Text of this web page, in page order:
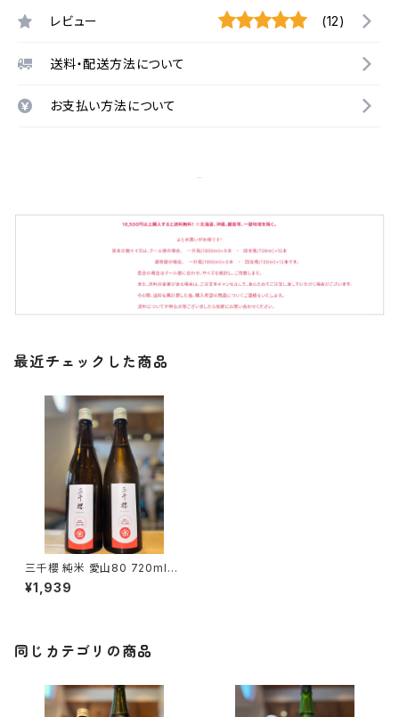
レビュー (12)
送料・配送方法について
お支払い方法について
最近チェックした商品
三千櫻 純米 愛山80 720ml１
本（三千櫻酒造・北海道上川郡
東川町）
¥1,939
同じカテゴリの商品